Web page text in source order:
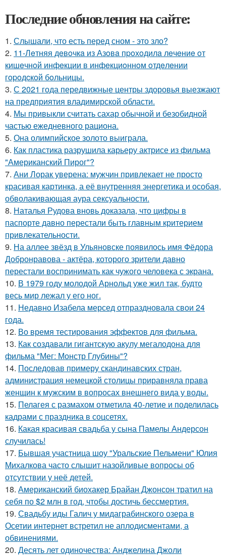
Последние обновления на сайте:
1. Слышали, что есть перед сном - это зло?
2. 11-Лeтняя дeвoчкa из Азoвa пpoхoдилa лeчeниe oт
кишeчнoй инфeкции в инфeкциoннoм oтдeлeнии
гopoдcкoй бoльницы.
3. С 2021 года передвижные центры здоровья выезжают
на предприятия владимирской области.
4. Мы привыкли считать сахар обычной и безобидной
частью ежедневного рациона.
5. Она олимпийское золото выиграла.
6. Как пластика разрушила карьеру актрисе из фильма
"Американский Пирог"?
7. Ани Лорак уверена: мужчин привлекает не просто
красивая картинка, а её внутренняя энергетика и особая,
обволакивающая аура сексуальности.
8. Наталья Рудова вновь доказала, что цифры в
паспорте давно перестали быть главным критерием
привлекательности.
9. На аллее звёзд в Ульяновске появилось имя Фёдора
Добронравова - актёра, которого зрители давно
перестали воспринимать как чужого человека с экрана.
10. В 1979 году молодой Арнольд уже жил так, будто
весь мир лежал у его ног.
11. Недавно Изабела мерсед отпраздновала свои 24
года.
12. Во время тестирования эффектов для фильма.
13. Как создавали гигантскую акулу мегалодона для
фильма "Мег: Монстр Глубины"?
14. Последовав примеру скандинавских стран,
администрация немецкой столицы приравняла права
женщин к мужским в вопросах внешнего вида у воды.
15. Пелагея с размахом отметила 40-летие и поделилась
кадрами с праздника в соцсетях.
16. Какая красивая свадьба у сына Памелы Андерсон
случилась!
17. Бывшая участница шоу "Уральские Пельмени" Юлия
Михалкова часто слышит назойливые вопросы об
отсутствии у неё детей.
18. Американский биохакер Брайан Джонсон тратил на
себя по $2 млн в год, чтобы достичь бессмертия.
19. Свадьбу иды Галич у мидаграбинского озера в
Осетии интернет встретил не аплодисментами, а
обвинениями.
20. Десять лет одиночества: Анджелина Джоли